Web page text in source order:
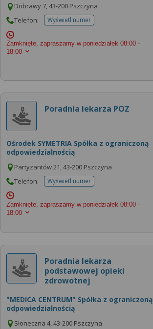
Dobrawy 7, 43-200 Pszczyna
Telefon:
Wyświetl numertelefonu do placowki
Zamknięte, zapraszamy w poniedziałek 08:00 -
18:00
Poradnia lekarza POZ
Ośrodek SYMETRIA Spółka z ograniczoną
odpowiedzialnością
Partyzantów 21, 43-200 Pszczyna
Telefon:
Wyświetl numertelefonu do placowki
Zamknięte, zapraszamy w poniedziałek 08:00 -
18:00
Poradnia lekarza
podstawowej opieki
zdrowotnej
"MEDICA CENTRUM" Spółka z ograniczoną
odpowiedzialnością
Słoneczna 4, 43-200 Pszczyna